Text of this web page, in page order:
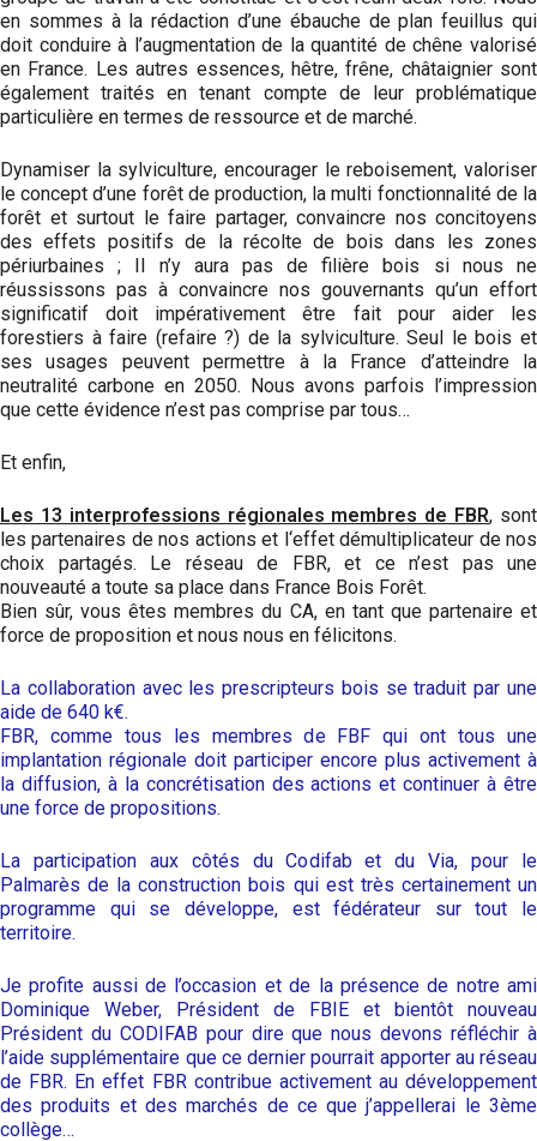
en sommes à la rédaction d’une ébauche de plan feuillus qui
doit conduire à l’augmentation de la quantité de chêne valorisé
en France. Les autres essences, hêtre, frêne, châtaignier sont
également traités en tenant compte de leur problématique
particulière en termes de ressource et de marché.
Dynamiser la sylviculture, encourager le reboisement, valoriser
le concept d’une forêt de production, la multi fonctionnalité de la
forêt et surtout le faire partager, convaincre nos concitoyens
des effets positifs de la récolte de bois dans les zones
périurbaines ; Il n’y aura pas de filière bois si nous ne
réussissons pas à convaincre nos gouvernants qu’un effort
significatif doit impérativement être fait pour aider les
forestiers à faire (refaire ?) de la sylviculture. Seul le bois et
ses usages peuvent permettre à la France d’atteindre la
neutralité carbone en 2050. Nous avons parfois l’impression
que cette évidence n’est pas comprise par tous…
Et enfin,
Les 13 interprofessions régionales membres de FBR, sont
les partenaires de nos actions et l‘effet démultiplicateur de nos
choix partagés. Le réseau de FBR, et ce n’est pas une
nouveauté a toute sa place dans France Bois Forêt.
Bien sûr, vous êtes membres du CA, en tant que partenaire et
force de proposition et nous nous en félicitons.
La collaboration avec les prescripteurs bois se traduit par une
aide de 640 k€.
FBR, comme tous les membres de FBF qui ont tous une
implantation régionale doit participer encore plus activement à
la diffusion, à la concrétisation des actions et continuer à être
une force de propositions.
La participation aux côtés du Codifab et du Via, pour le
Palmarès de la construction bois qui est très certainement un
programme qui se développe, est fédérateur sur tout le
territoire.
Je profite aussi de l’occasion et de la présence de notre ami
Dominique Weber, Président de FBIE et bientôt nouveau
Président du CODIFAB pour dire que nous devons réfléchir à
l’aide supplémentaire que ce dernier pourrait apporter au réseau
de FBR. En effet FBR contribue activement au développement
des produits et des marchés de ce que j’appellerai le 3ème
collège…